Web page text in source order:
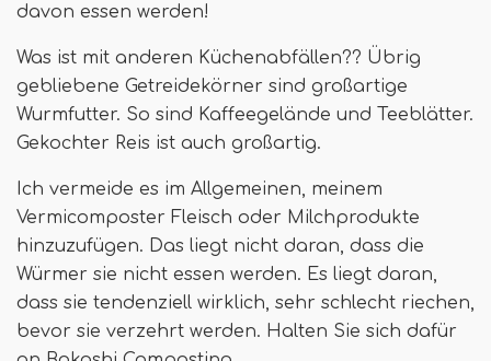
davon essen werden!
Was ist mit anderen Küchenabfällen?? Übrig
gebliebene Getreidekörner sind großartige
Wurmfutter. So sind Kaffeegelände und Teeblätter.
Gekochter Reis ist auch großartig.
Ich vermeide es im Allgemeinen, meinem
Vermicomposter Fleisch oder Milchprodukte
hinzuzufügen. Das liegt nicht daran, dass die
Würmer sie nicht essen werden. Es liegt daran,
dass sie tendenziell wirklich, sehr schlecht riechen,
bevor sie verzehrt werden. Halten Sie sich dafür